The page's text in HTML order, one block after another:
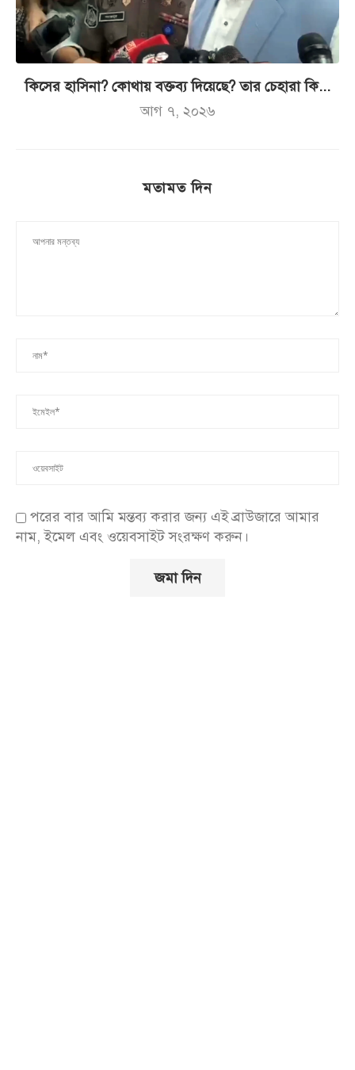
কিসের হাসিনা? কোথায় বক্তব্য দিয়েছে? তার চেহারা কি...
আগ ৭, ২০২৬
মতামত দিন
পরের বার আমি মন্তব্য করার জন্য এই ব্রাউজারে আমার
নাম, ইমেল এবং ওয়েবসাইট সংরক্ষণ করুন।